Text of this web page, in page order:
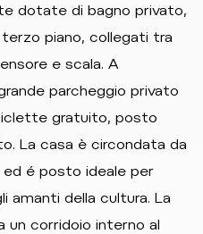
dotate di bagno privato,
piano, collegati tra
e scala. A
parcheggio privato
gratuito, posto
La casa è circondata da
ed é posto ideale per
amanti della cultura. La
un corridoio interno al